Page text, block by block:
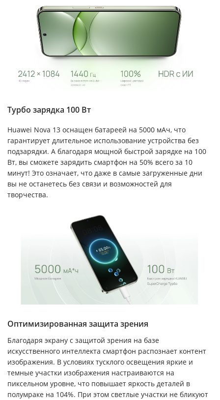
Турбо зарядка 100 Вт
Huawei Nova 13 оснащен батареей на 5000 мАч, что
гарантирует длительное использование устройства без
подзарядки. А благодаря мощной быстрой зарядке на 100
Вт, вы сможете зарядить смартфон на 50% всего за 10
минут! Это означает, что даже в самые загруженные дни
вы не останетесь без связи и возможностей для
творчества.
Оптимизированная защита зрения
Благодаря экрану с защитой зрения на базе
искусственного интеллекта смартфон распознает контент
изображения. В условиях тусклого освещения яркие и
темные участки изображения настраиваются на
пиксельном уровне, что повышает яркость деталей в
полумраке на 104%. При этом светлые участки не бликуют